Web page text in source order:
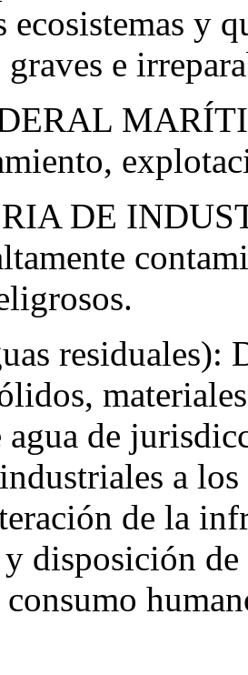
ecosistemas y
e
DE
residuales):
agua de
a
de la
disposición
consumo